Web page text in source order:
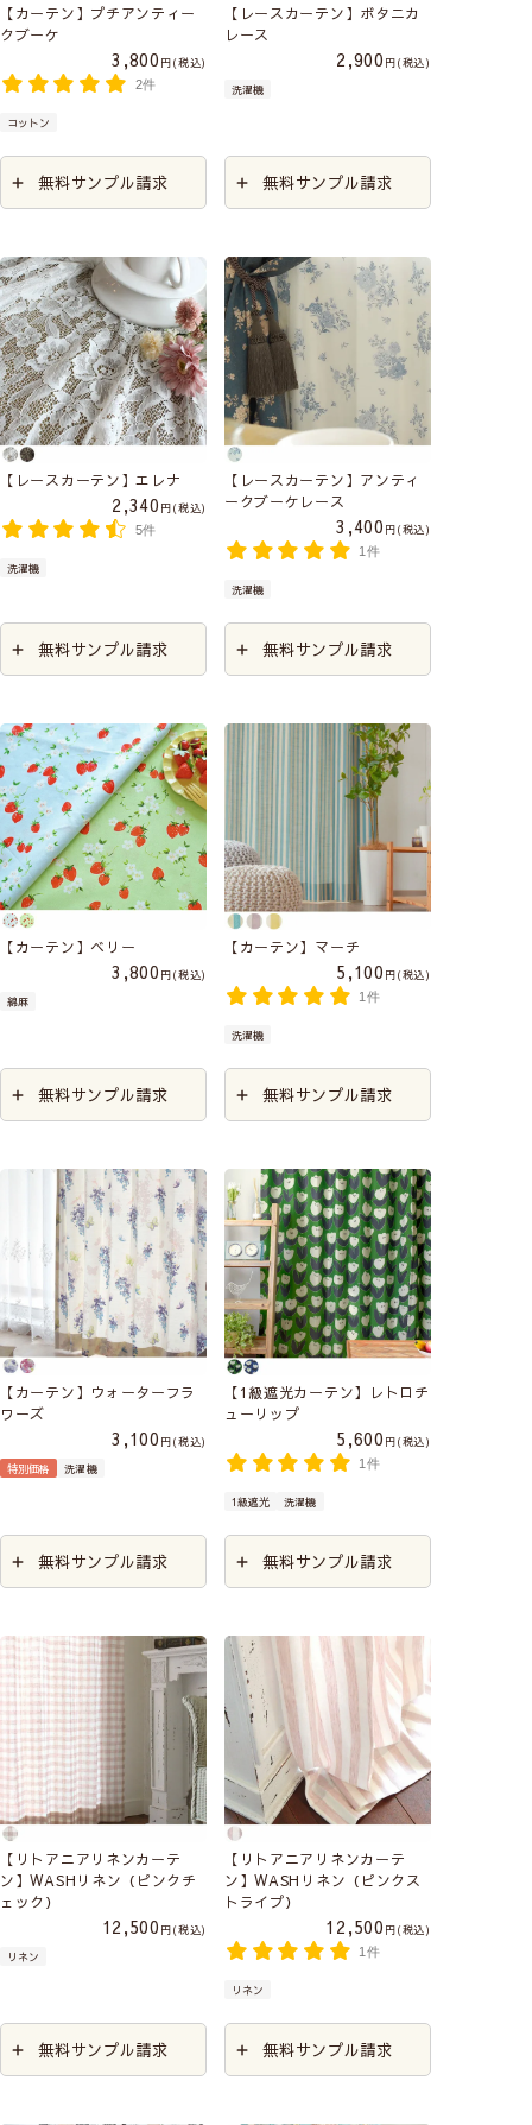
【カーテン】プチアンティー
クブーケ
3,800
税込
2件
コットン
無料サンプル請求
【レースカーテン】ボタニカ
レース
2,900
税込
洗濯機
無料サンプル請求
【レースカーテン】エレナ
2,340
税込
5件
洗濯機
無料サンプル請求
【レースカーテン】アンティ
ークブーケレース
3,400
税込
1件
洗濯機
無料サンプル請求
【カーテン】ベリー
3,800
税込
綿麻
無料サンプル請求
【カーテン】マーチ
5,100
税込
1件
洗濯機
無料サンプル請求
【カーテン】ウォーターフラ
ワーズ
3,100
税込
特別価格
洗濯機
無料サンプル請求
【1級遮光カーテン】レトロチ
ューリップ
5,600
税込
1件
1級遮光 洗濯機
無料サンプル請求
【リトアニアリネンカーテ
ン】WASHリネン（ピンクチ
ェック）
12,500
税込
リネン
無料サンプル請求
【リトアニアリネンカーテ
ン】WASHリネン（ピンクス
トライプ）
12,500
税込
1件
リネン
無料サンプル請求